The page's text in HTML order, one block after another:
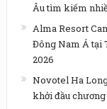
Âu tìm kiếm
Alma Resort
Đông Nam Á tại
2026
Novotel Ha
khởi đầu